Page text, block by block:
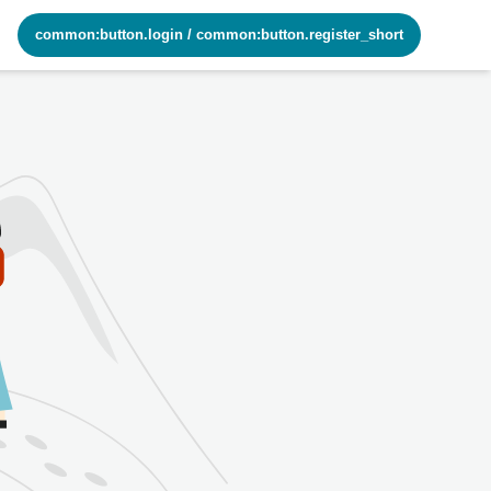
common:button.login / common:button.register_short